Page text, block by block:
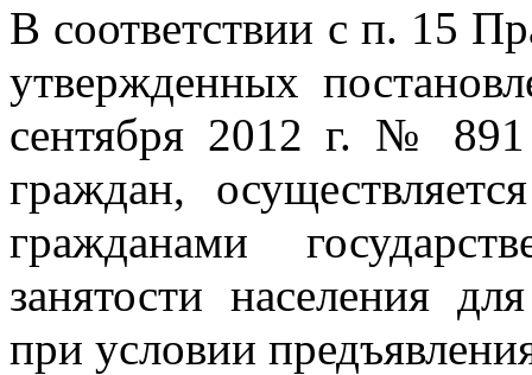
В соответствии с п. 15
утвержденных
сентября 2012 г. № 891
граждан,
гражданами
занятости населения
при условии